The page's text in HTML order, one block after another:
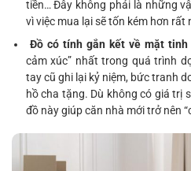
tiền… Đây không phải là những
vì việc mua lại sẽ tốn kém hơn rất
Đồ có tính gắn kết về mặt tinh
cảm xúc” nhất trong quá trình
tay cũ ghi lại kỷ niệm, bức tranh
hồ cha tặng. Dù không có giá trị
đồ này giúp căn nhà mới trở nên